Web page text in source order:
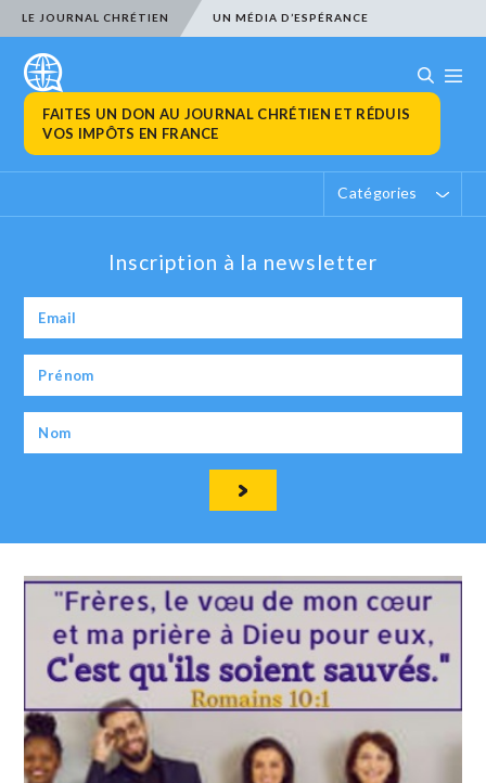
LE JOURNAL CHRÉTIEN UN MÉDIA D’ESPÉRANCE
FAITES UN DON AU JOURNAL CHRÉTIEN ET RÉDUIS
VOS IMPÔTS EN FRANCE
Catégories
Inscription à la newsletter